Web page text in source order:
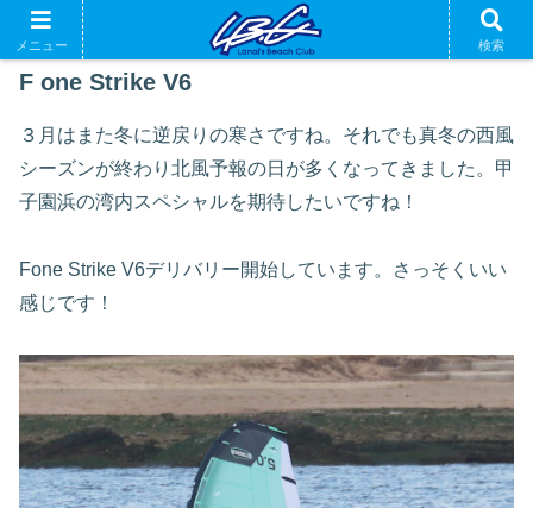
F one Strike V6
３月はまた冬に逆戻りの寒さですね。それでも真冬の西風
シーズンが終わり北風予報の日が多くなってきました。甲
子園浜の湾内スペシャルを期待したいですね！
Fone Strike V6デリバリー開始しています。さっそくいい
感じです！
メニュー 検索